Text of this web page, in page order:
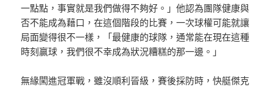
一點點，事實就是我們做得不夠好。」他認為團隊健康與
否不能成為藉口，在這個階段的比賽，一次球權可能就讓
局面變得很不一樣，「最健康的球隊，通常能在現在這種
時刻贏球，我們很不幸成為狀況糟糕的那一邊。」
無緣闖進冠軍戰，雖沒順利晉級，賽後採防時，快艇傑克